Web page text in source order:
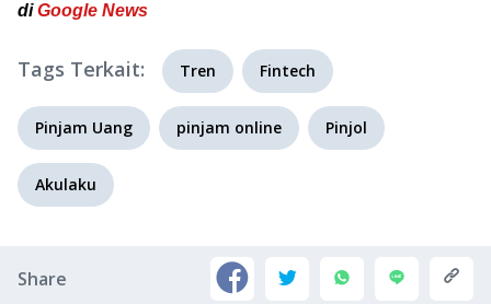
diGoogle News
Tags Terkait: Tren Fintech
Pinjam Uang pinjam online Pinjol
Akulaku
Share